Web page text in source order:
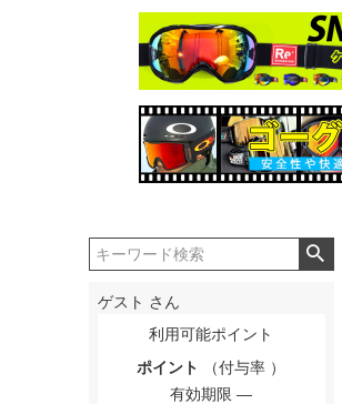
ゲスト さん
利用可能ポイント
ポイント
（付与率 ）
有効期限